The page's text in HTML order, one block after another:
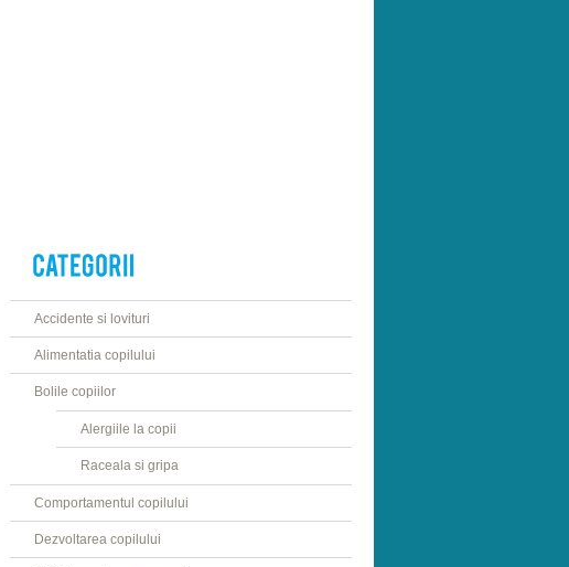
Accidente si lovituri
Alimentatia copilului
Bolile copiilor
Alergiile la copii
Raceala si gripa
Comportamentul copilului
Dezvoltarea copilului